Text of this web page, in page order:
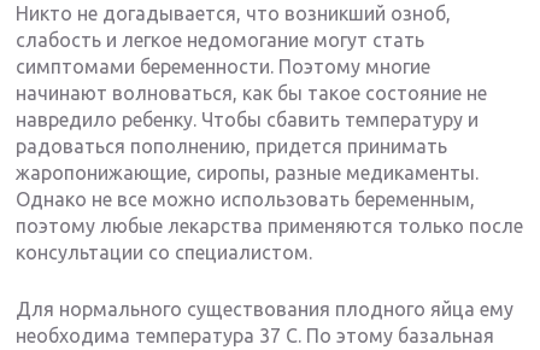
Никто не догадывается, что возникший озноб,
слабость и легкое недомогание могут стать
симптомами беременности. Поэтому многие
начинают волноваться, как бы такое состояние не
навредило ребенку. Чтобы сбавить температуру и
радоваться пополнению, придется принимать
жаропонижающие, сиропы, разные медикаменты.
Однако не все можно использовать беременным,
поэтому любые лекарства применяются только после
консультации со специалистом.
Для нормального существования плодного яйца ему
необходима температура 37 С. По этому базальная